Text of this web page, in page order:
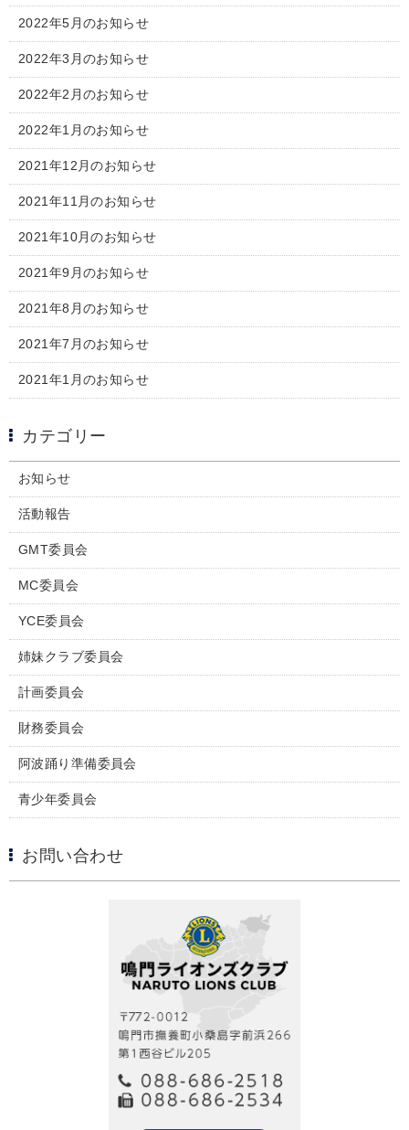
2022年5月のお知らせ
2022年3月のお知らせ
2022年2月のお知らせ
2022年1月のお知らせ
2021年12月のお知らせ
2021年11月のお知らせ
2021年10月のお知らせ
2021年9月のお知らせ
2021年8月のお知らせ
2021年7月のお知らせ
2021年1月のお知らせ
カテゴリー
お知らせ
活動報告
GMT委員会
MC委員会
YCE委員会
姉妹クラブ委員会
計画委員会
財務委員会
阿波踊り準備委員会
青少年委員会
お問い合わせ